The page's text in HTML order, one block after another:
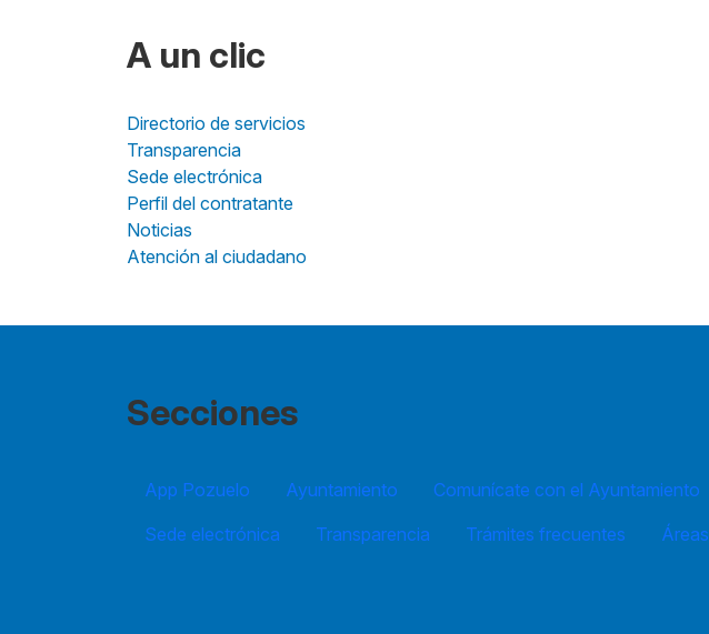
A un clic
Directorio de servicios
Transparencia
Sede electrónica
Perfil del contratante
Noticias
Atención al ciudadano
Secciones
App Pozuelo Ayuntamiento Comunícate con el Ayuntamiento
Sede electrónica
Transparencia Trámites frecuentes Áreas